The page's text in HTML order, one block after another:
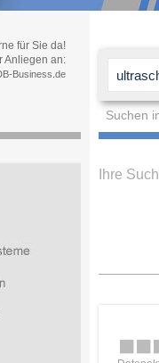
für Sie da!
Anliegen an:
Business.de
Suchen
Ihre